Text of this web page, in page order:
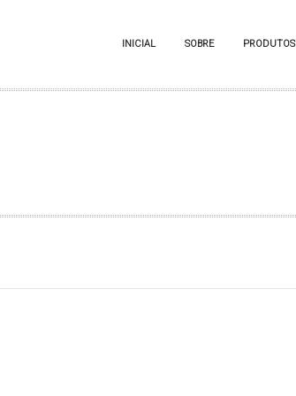
INICIAL
SOBRE PRODUTOS